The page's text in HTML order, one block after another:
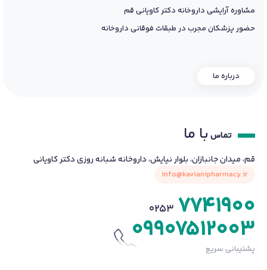
مشاوره آرایشی داروخانه دکتر کاویانی قم
حضور پزشکان مجرب در طبقات فوقانی داروخانه
درباره ما
تماس با ما
قم، میدان جانبازان، بلوار نیایش، داروخانه شبانه روزی دکتر کاویانی
info@kavianipharmacy.ir
0253 7741900
09907512003
پشتیبانی سریع